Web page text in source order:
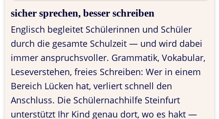
sicher sprechen, besser schreiben
Englisch begleitet Schülerinnen und Schüler
durch die gesamte Schulzeit — und wird dabei
immer anspruchsvoller. Grammatik, Vokabular,
Leseverstehen, freies Schreiben: Wer in einem
Bereich Lücken hat, verliert schnell den
Anschluss. Die Schülernachhilfe Steinfurt
unterstützt Ihr Kind genau dort, wo es hakt —